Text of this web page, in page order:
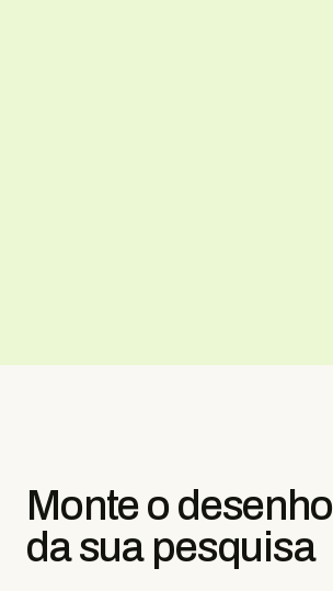
Monte o desenho
da sua pesquisa